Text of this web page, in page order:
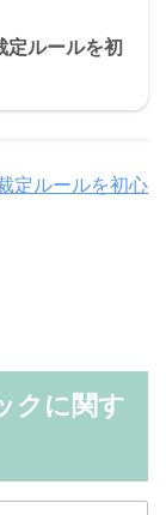
定ルールを初
定ルールを初心
クに関す